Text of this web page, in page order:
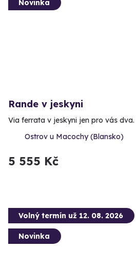
Novinka
Rande v jeskyni
Via ferrata v jeskyni jen pro vás dva.
Ostrov u Macochy (Blansko)
5 555 Kč
Volný termín už 12. 08. 2026
Novinka